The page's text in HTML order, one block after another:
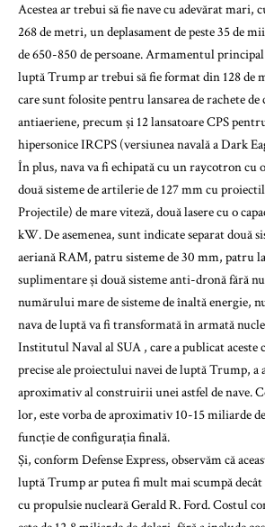
Acestea ar trebui să fie nave cu adevărat mari,
268 de metri, un deplasament de peste 35 de
de 650-850 de persoane. Armamentul principal
luptă Trump ar trebui să fie format din 128 de
care sunt folosite pentru lansarea de rachete de
antiaeriene, precum și 12 lansatoare CPS
hipersonice IRCPS (versiunea navală a Dark
În plus, nava va fi echipată cu un raycotron cu
două sisteme de artilerie de 127 mm cu
Projectile) de mare viteză, două lasere cu o
kW. De asemenea, sunt indicate separat două
aeriană RAM, patru sisteme de 30 mm, patru
suplimentare și două sisteme anti-dronă fără
numărului mare de sisteme de înaltă energie,
nava de luptă va fi transformată în armată
Institutul Naval al SUA , care a publicat aceste
precise ale proiectului navei de luptă Trump, a
aproximativ al construirii unei astfel de nave.
lor, este vorba de aproximativ 10-15 miliarde
funcție de configurația finală.
Și, conform Defense Express, observăm că
luptă Trump ar putea fi mult mai scumpă
cu propulsie nucleară Gerald R. Ford. Costul